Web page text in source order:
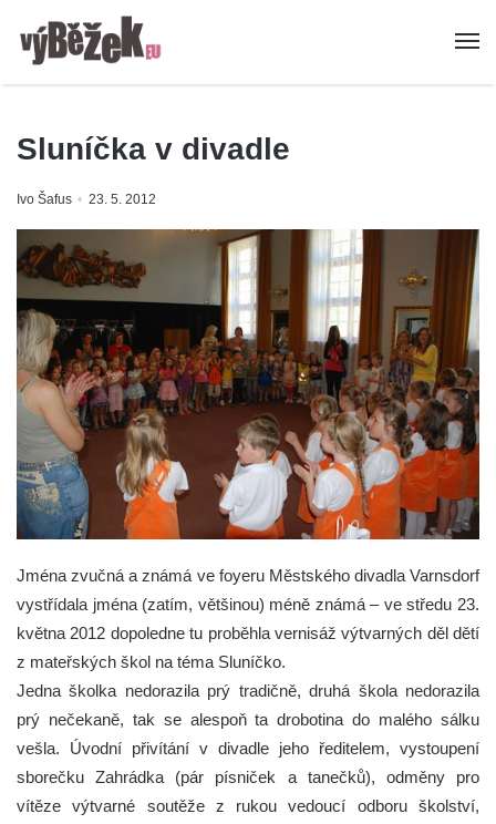
Sluníčka v divadle
Ivo Šafus 23. 5. 2012
Jména zvučná a známá ve foyeru Městského divadla Varnsdorf
vystřídala jména (zatím, většinou) méně známá – ve středu 23.
května 2012 dopoledne tu proběhla vernisáž výtvarných děl dětí
z mateřských škol na téma Sluníčko.
Jedna školka nedorazila prý tradičně, druhá škola nedorazila
prý nečekaně, tak se alespoň ta drobotina do malého sálku
vešla. Úvodní přivítání v divadle jeho ředitelem, vystoupení
sborečku Zahrádka (pár písniček a tanečků), odměny pro
vítěze výtvarné soutěže z rukou vedoucí odboru školství,